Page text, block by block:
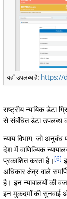
यहाँ उपलब्ध है: https://
राष्ट्रीय न्यायिक डेटा
से संबंधित डेटा उपलब्ध
न्याय विभाग, जो
देश में वाणिज्यिक
प्रकाशित करता है। [6]
अधिकार क्षेत्र वाले
है। इन न्यायालयों की
इन मुकदमों की